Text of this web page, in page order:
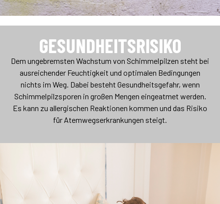
GESUNDHEITSRISIKO
Dem ungebremsten Wachstum von Schimmelpilzen steht bei
ausreichender Feuchtigkeit und optimalen Bedingungen
nichts im Weg. Dabei besteht Gesundheitsgefahr, wenn
Schimmelpilzsporen in großen Mengen eingeatmet werden.
Es kann zu allergischen Reaktionen kommen und das Risiko
für Atemwegserkrankungen steigt.